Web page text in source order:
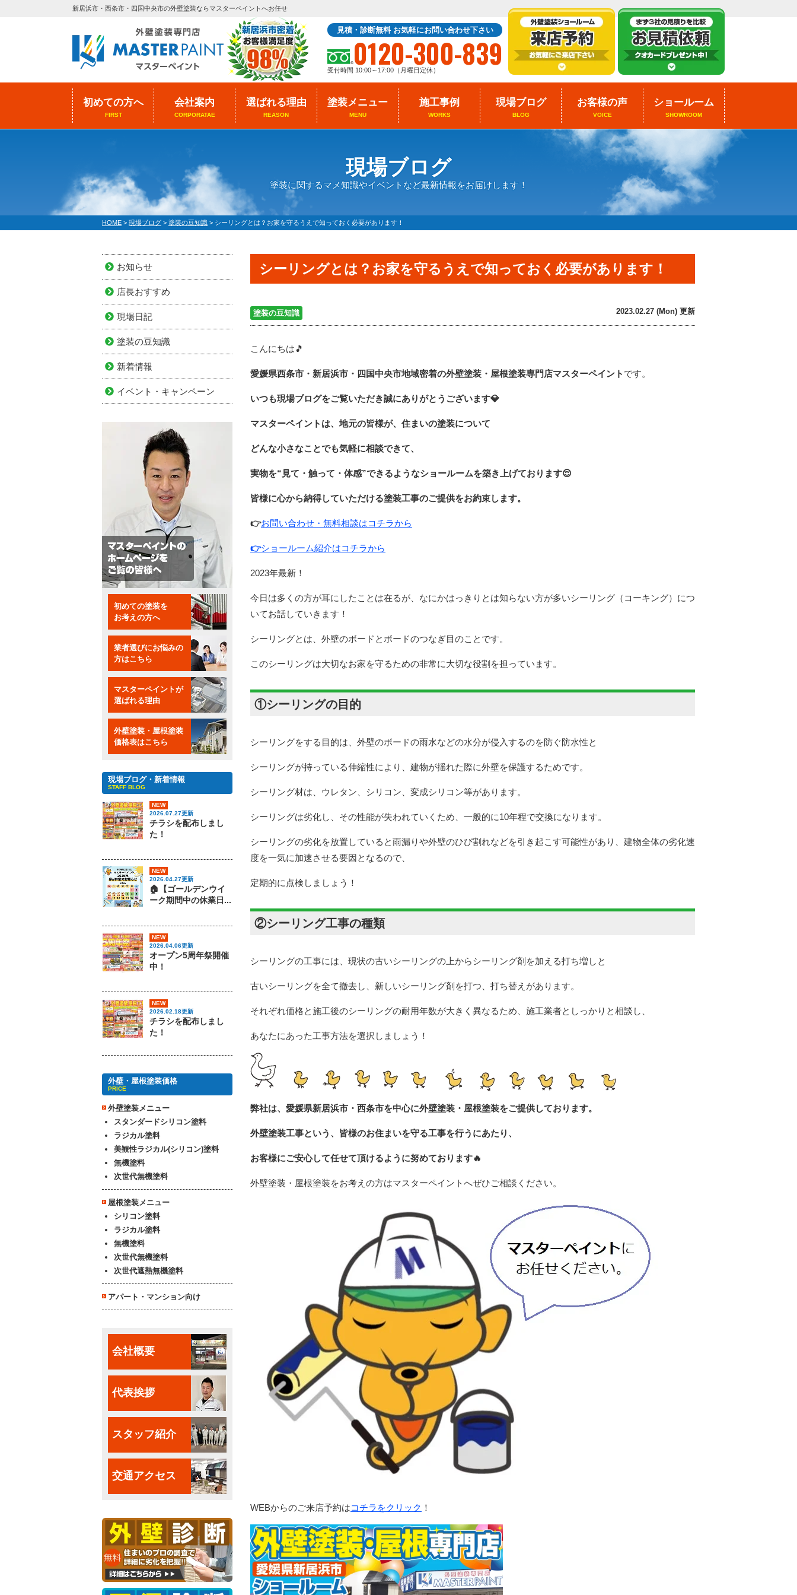
新居浜市・西条市・四国中央市の外壁塗装ならマスターペイントへお任せ
見積・診断無料 お気軽にお問い合わせ下さい
0120-300-839
受付時間 10:00～17:00（月曜日定休）
初めての方へ
FIRST
会社案内
CORPORATAE
選ばれる理由
REASON
塗装メニュー
MENU
施工事例
WORKS
現場ブログ
BLOG
お客様の声
VOICE
ショールーム
SHOWROOM
現場ブログ
塗装に関するマメ知識やイベントなど最新情報をお届けします！
HOME > 現場ブログ > 塗装の豆知識 > シーリングとは？お家を守るうえで知っておく必要があります！
シーリングとは？お家を守るうえで知っておく必要があります！
塗装の豆知識 2023.02.27 (Mon) 更新
こんにちは🎵
愛媛県西条市・新居浜市・四国中央市地域密着の外壁塗装・屋根塗装専門店マスターペイント です。
いつも現場ブログをご覧いただき誠にありがとうございます💎
マスターペイントは、地元の皆様が、住まいの塗装について
どんな小さなことでも気軽に相談できて、
実物を“見て・触って・体感”できるようなショールームを築き上げております😌
皆様に心から納得していただける塗装工事のご提供をお約束します。
👉お問い合わせ・無料相談はコチラから
👉ショールーム紹介はコチラから
2023年最新！
今日は多くの方が耳にしたことは在るが、なにかはっきりとは知らない方が多いシーリング（コーキング）につ
いてお話していきます！
シーリングとは、外壁のボードとボードのつなぎ目のことです。
このシーリングは大切なお家を守るための非常に大切な役割を担っています。
①シーリングの目的
シーリングをする目的は、外壁のボードの雨水などの水分が侵入するのを防ぐ防水性と
シーリングが持っている伸縮性により、建物が揺れた際に外壁を保護するためです。
シーリング材は、ウレタン、シリコン、変成シリコン等があります。
シーリングは劣化し、その性能が失われていくため、一般的に10年程で交換になります。
シーリングの劣化を放置していると雨漏りや外壁のひび割れなどを引き起こす可能性があり、建物全体の劣化速
度を一気に加速させる要因となるので、
定期的に点検しましょう！
②シーリング工事の種類
シーリングの工事には、現状の古いシーリングの上からシーリング剤を加える打ち増しと
古いシーリングを全て撤去し、新しいシーリング剤を打つ、打ち替えがあります。
それぞれ価格と施工後のシーリングの耐用年数が大きく異なるため、施工業者としっかりと相談し、
あなたにあった工事方法を選択しましょう！
弊社は、愛媛県新居浜市・西条市を中心に外壁塗装・屋根塗装をご提供しております。
外壁塗装工事という、皆様のお住まいを守る工事を行うにあたり、
お客様にご安心して任せて頂けるように努めております🔥
外壁塗装・屋根塗装をお考えの方はマスターペイントへぜひご相談ください。
WEBからのご来店予約はコチラをクリック ！
お知らせ
店長おすすめ
現場日記
塗装の豆知識
新着情報
イベント・キャンペーン
初めての塗装を
お考えの方へ
業者選びにお悩みの
方はこちら
マスターペイントが
選ばれる理由
外壁塗装・屋根塗装
価格表はこちら
現場ブログ・新着情報
STAFF BLOG
NEW
2026.07.27更新
チラシを配布しまし
た！
NEW
2026.04.27更新
🏠【ゴールデンウイ
ーク期間中の休業日...
NEW
2026.04.06更新
オープン5周年祭開催
中！
NEW
2026.02.18更新
チラシを配布しまし
た！
外壁・屋根塗装価格
PRICE
外壁塗装メニュー
スタンダードシリコン塗料
ラジカル塗料
美観性ラジカル(シリコン)塗料
無機塗料
次世代無機塗料
屋根塗装メニュー
シリコン塗料
ラジカル塗料
無機塗料
次世代無機塗料
次世代遮熱無機塗料
アパート・マンション向け
会社概要
代表挨拶
スタッフ紹介
交通アクセス